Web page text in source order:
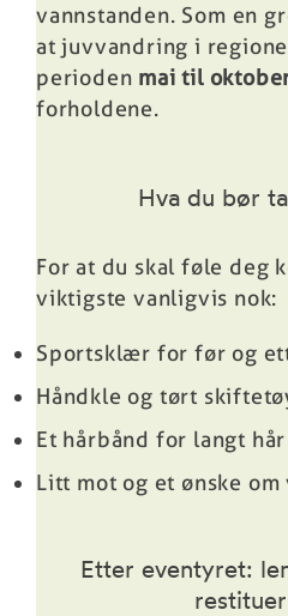
vannstanden. Som en
at juvvandring i
perioden mai til
forholdene.
Hva du bør
For at du skal føle deg
viktigste vanligvis nok:
Sportsklær for før og
Håndkle og tørt
Et hårbånd for langt hår
Litt mot og et ønske om
Etter eventyret: